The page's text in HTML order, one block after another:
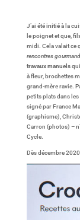
J’ai étéinitiéà la
le poignet et que,
midi. Cela valait ce
rencontres
travaux manuelsqui
à fleur, brochettes
grand-mère ravie.
petits plats dans
signé par France
(graphisme),
Carron (photos) –
Cycle.
Dès décembre